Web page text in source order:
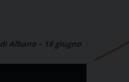
Albano – 18 giugno